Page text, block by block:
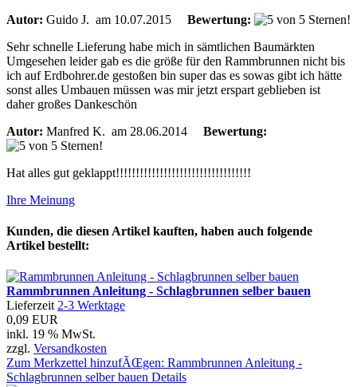
Autor: Guido J. am 10.07.2015
Bewertung:
Sehr schnelle Lieferung habe mich in sämtlichen Baumärkten
Umgesehen leider gab es die größe für den Rammbrunnen nicht bis
ich auf Erdbohrer.de gestoßen bin super das es sowas gibt ich hätte
sonst alles Umbauen müssen was mir jetzt erspart geblieben ist
daher großes Dankeschön
Autor: Manfred K. am 28.06.2014 Bewertung:
Hat alles gut geklappt!!!!!!!!!!!!!!!!!!!!!!!!!!!!!!!!!!
Ihre Meinung
Kunden, die diesen Artikel kauften, haben auch folgende
Artikel bestellt:
Rammbrunnen Anleitung - Schlagbrunnen selber bauen
Lieferzeit2-3 Werktage
0,09 EUR
inkl. 19 % MwSt.
zzgl. Versandkosten
Zum Merkzettel hinzufÃŒgen: Rammbrunnen Anleitung -
Schlagbrunnen selber bauen Details